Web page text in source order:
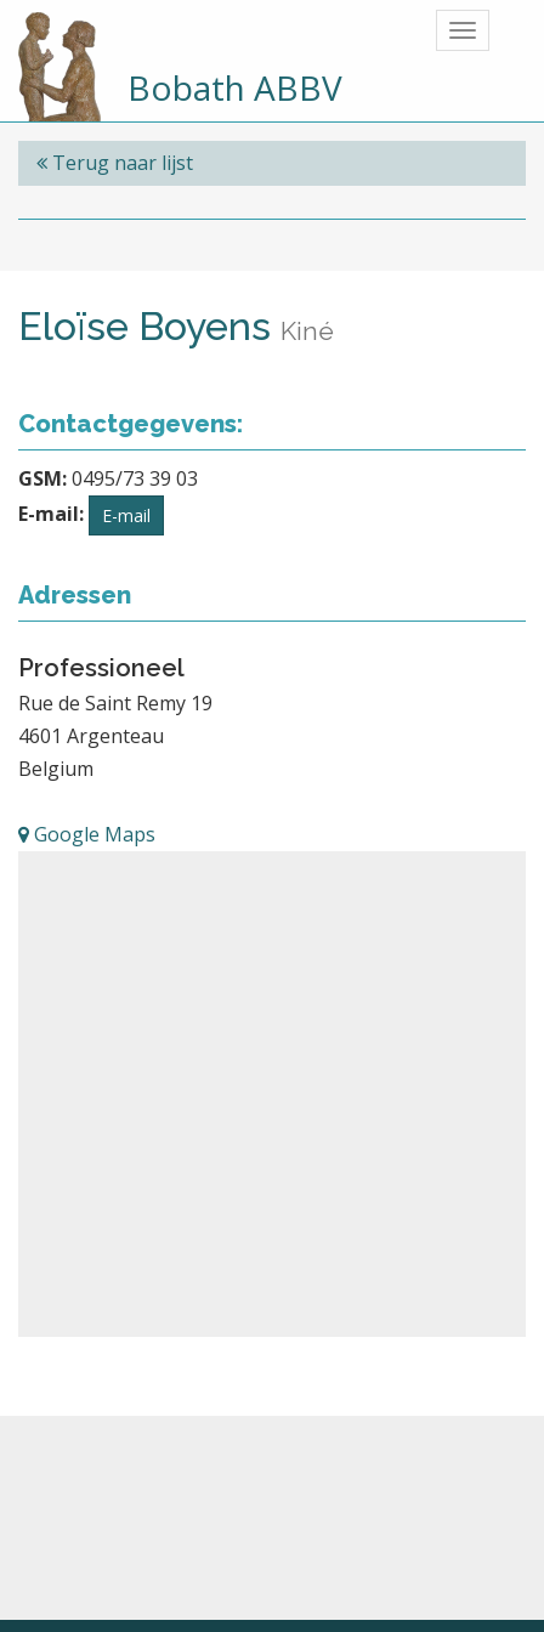
Bobath ABBV
Terug naar lijst
Eloïse Boyens Kiné
Contactgegevens:
GSM:0495/73 39 03
E-mail:
E-mail
Adressen
Professioneel
Rue de Saint Remy 19
4601 Argenteau
Belgium
Google Maps